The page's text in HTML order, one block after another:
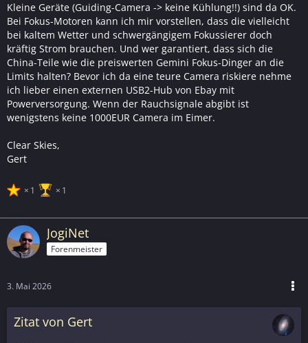
Kleine Geräte (Guiding-Camera -> keine Kühlung!!) sind da OK.
Bei Fokus-Motoren kann ich mir vorstellen, dass die vielleicht
bei kaltem Wetter und schwergängigem Fokussierer doch
kräftig Strom brauchen. Und wer garantiert, dass sich die
China-Teile wie die preiswerten Gemini Fokus-Dinger an die
Limits halten? Bevor ich da eine teure Camera riskiere nehme
ich lieber einen externen USB2-Hub von Ebay mit
Powerversorgung. Wenn der Rauchsignale abgibt ist
wenigstens keine 1000EUR Camera im Eimer.
Clear Skies,
Gert
1 1
JogiNet
Forenmeister
3. Mai 2026
Zitat von Gert